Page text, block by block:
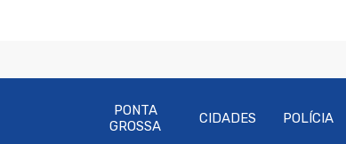
PONTA
GROSSA
CIDADES POLÍCIA